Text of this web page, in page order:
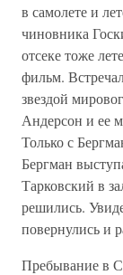
в самолете и
чиновника
отсеке тоже
фильм.
звездой
Андерсон и ее
Только с
Бергман
Тарковский в
решились.
повернулись и
Пребывание в